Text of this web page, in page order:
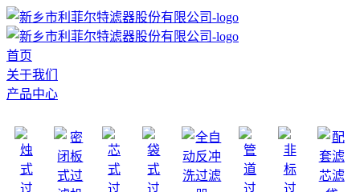
首页
关于我们
产品中心